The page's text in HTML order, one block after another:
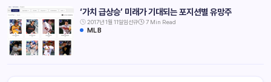
‘가치 급상승’ 미래가 기대되는 포지션별 유망주
2017년 1월 11일임선규 7 Min Read
MLB